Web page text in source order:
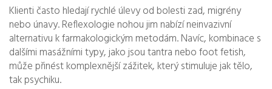
Klienti často hledají rychlé úlevy od bolesti zad, migrény
nebo únavy. Reflexologie nohou jim nabízí neinvazivní
alternativu k farmakologickým metodám. Navíc, kombinace s
dalšími masážními typy, jako jsou tantra nebo foot fetish,
může přinést komplexnější zážitek, který stimuluje jak tělo,
tak psychiku.